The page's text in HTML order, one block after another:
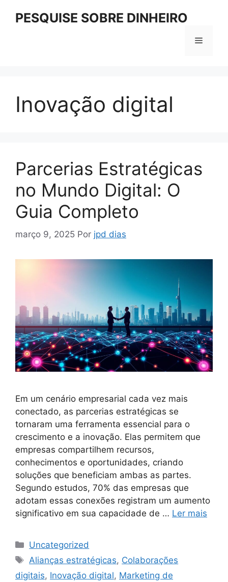
PESQUISE SOBRE DINHEIRO
Menu
Inovação digital
Parcerias Estratégicas
no Mundo Digital: O
Guia Completo
março 9, 2025 Por jpd dias
Em um cenário empresarial cada vez mais
conectado, as parcerias estratégicas se
tornaram uma ferramenta essencial para o
crescimento e a inovação. Elas permitem que
empresas compartilhem recursos,
conhecimentos e oportunidades, criando
soluções que beneficiam ambas as partes.
Segundo estudos, 70% das empresas que
adotam essas conexões registram um aumento
significativo em sua capacidade de … Ler mais
Categorias
Uncategorized
Tags
Alianças estratégicas, Colaborações
digitais, Inovação digital, Marketing de